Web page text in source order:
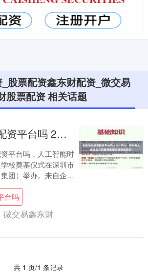
股票配资鑫东财配资_微交易
股票配资 相关话题
有靠谱的股票配资平台吗 2100学位！深圳最大紧密型义务教育集团又增新成员校！
平台吗，人工智能时
校奠基仪式在深圳市
团）举办。来自企
多家单位代表参会。
台吗
微交易鑫东财
共 1 页/1 条记录